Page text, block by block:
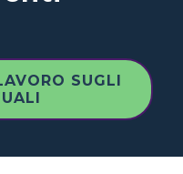
SUGLI